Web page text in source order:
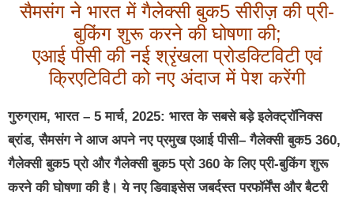
सैमसंग ने भारत में गैलेक्सी बुक5 सीरीज़ की प्री-
बुकिंग शुरू करने की घोषणा की;
एआई पीसी की नई श्रृंखला प्रोडक्टिविटी एवं
क्रिएटिविटी को नए अंदाज में पेश करेंगी
गुरुग्राम, भारत – 5 मार्च, 2025: भारत के सबसे बड़े इलेक्ट्रॉनिक्स
ब्रांड, सैमसंग ने आज अपने नए प्रमुख एआई पीसी– गैलेक्सी बुक5 360,
गैलेक्सी बुक5 प्रो और गैलेक्सी बुक5 प्रो 360 के लिए प्री-बुकिंग शुरू
करने की घोषणा की है। ये नए डिवाइसेस जबर्दस्‍त परफॉर्मेंस और बैटरी